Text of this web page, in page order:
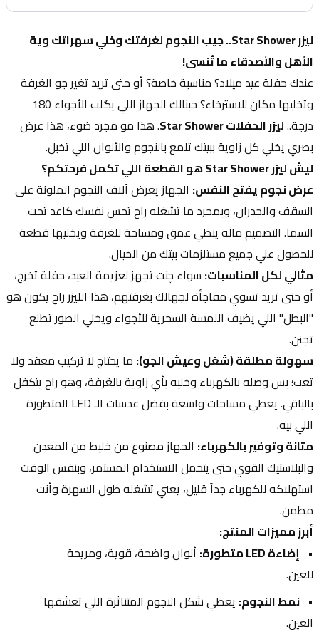
الأهل والأصدقاء ما تُنسى!
درجة.. ليزر الحفلات Star Shower
بصري يخلي كل زاوية ببيتك تلمع بالنجوم والألوان اللي تخبل.
ليش ليزر Star Shower هو القطعة اللي تكمل فرحتكم؟
عرض نجوم يفتح النفس:
للحصول علي جميع مستلزمات بيتك من الخيال.
مثالي لكل المناسبات:
تجنن.
سهولة مطلقة (شغل وعيش الجو):
اللي بيه.
متانة وتوفير بالكهرباء:
مطمن.
أبرز مميزات المنتج:
إضاءة LED متطورة:
للعين.
نمط النجوم:
العين.